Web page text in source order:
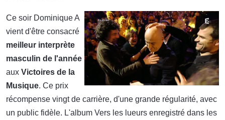
Ce soir Dominique A
vient d'être consacré
meilleur interprète
masculin de l'année
aux Victoires de la
Musique. Ce prix
récompense vingt de carrière, d'une grande régularité, avec
un public fidèle. L'album Vers les lueurs enregistré dans les